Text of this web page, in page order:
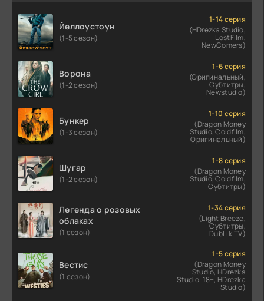
Йеллоустоун
(1-5 сезон)
1-14 серия
(HDrezka Studio,
LostFilm,
NewComers)
Ворона
(1-2 сезон)
1-6 серия
(Оригинальный,
Субтитры,
Newstudio)
Бункер
(1-3 сезон)
1-10 серия
(Dragon Money
Studio, Coldfilm,
Оригинальный)
Шугар
(1-2 сезон)
1-8 серия
(Dragon Money
Studio, Coldfilm,
Субтитры)
Легенда о розовых
облаках
(1 сезон)
1-34 серия
(Light Breeze,
Субтитры,
DubLik.TV)
Вестис
(1 сезон)
1-5 серия
(Dragon Money
Studio, HDrezka
Studio. 18+, HDrezka
Studio)